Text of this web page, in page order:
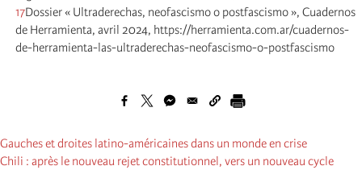
17Dossier « Ultraderechas, neofascismo o postfascismo », Cuadernos
de Herramienta, avril 2024, https://herramienta.com.ar/cuadernos-
de-herramienta-las-ultraderechas-neofascismo-o-postfascismo
Gauches et droites latino-américaines dans un monde en crise
Chili : après le nouveau rejet constitutionnel, vers un nouveau cycle